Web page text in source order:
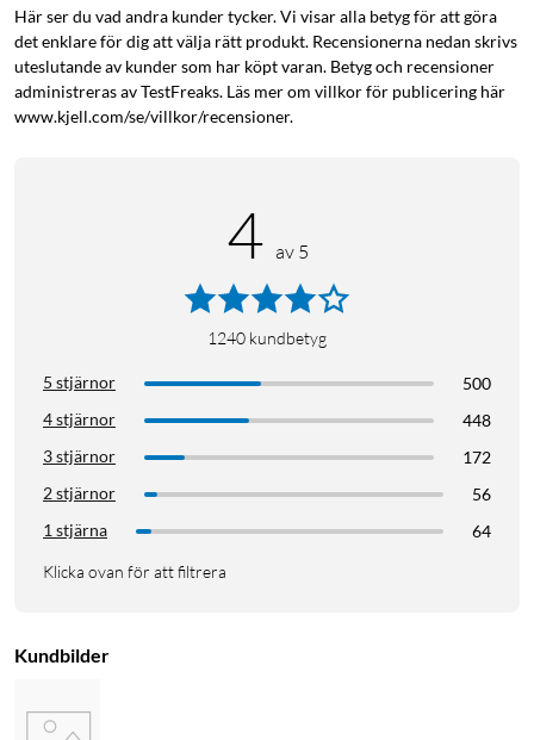
Här ser du vad andra kunder tycker. Vi visar alla betyg för att göra
det enklare för dig att välja rätt produkt. Recensionerna nedan skrivs
uteslutande av kunder som har köpt varan. Betyg och recensioner
administreras av TestFreaks. Läs mer om villkor för publicering här
www.kjell.com/se/villkor/recensioner.
4 av 5
1240 kundbetyg
5 stjärnor
500
4 stjärnor
448
3 stjärnor
172
2 stjärnor
56
1 stjärna
64
Klicka ovan för att filtrera
Kundbilder